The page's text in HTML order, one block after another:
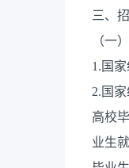
三、
（一
1.国
2.国
高校
业生